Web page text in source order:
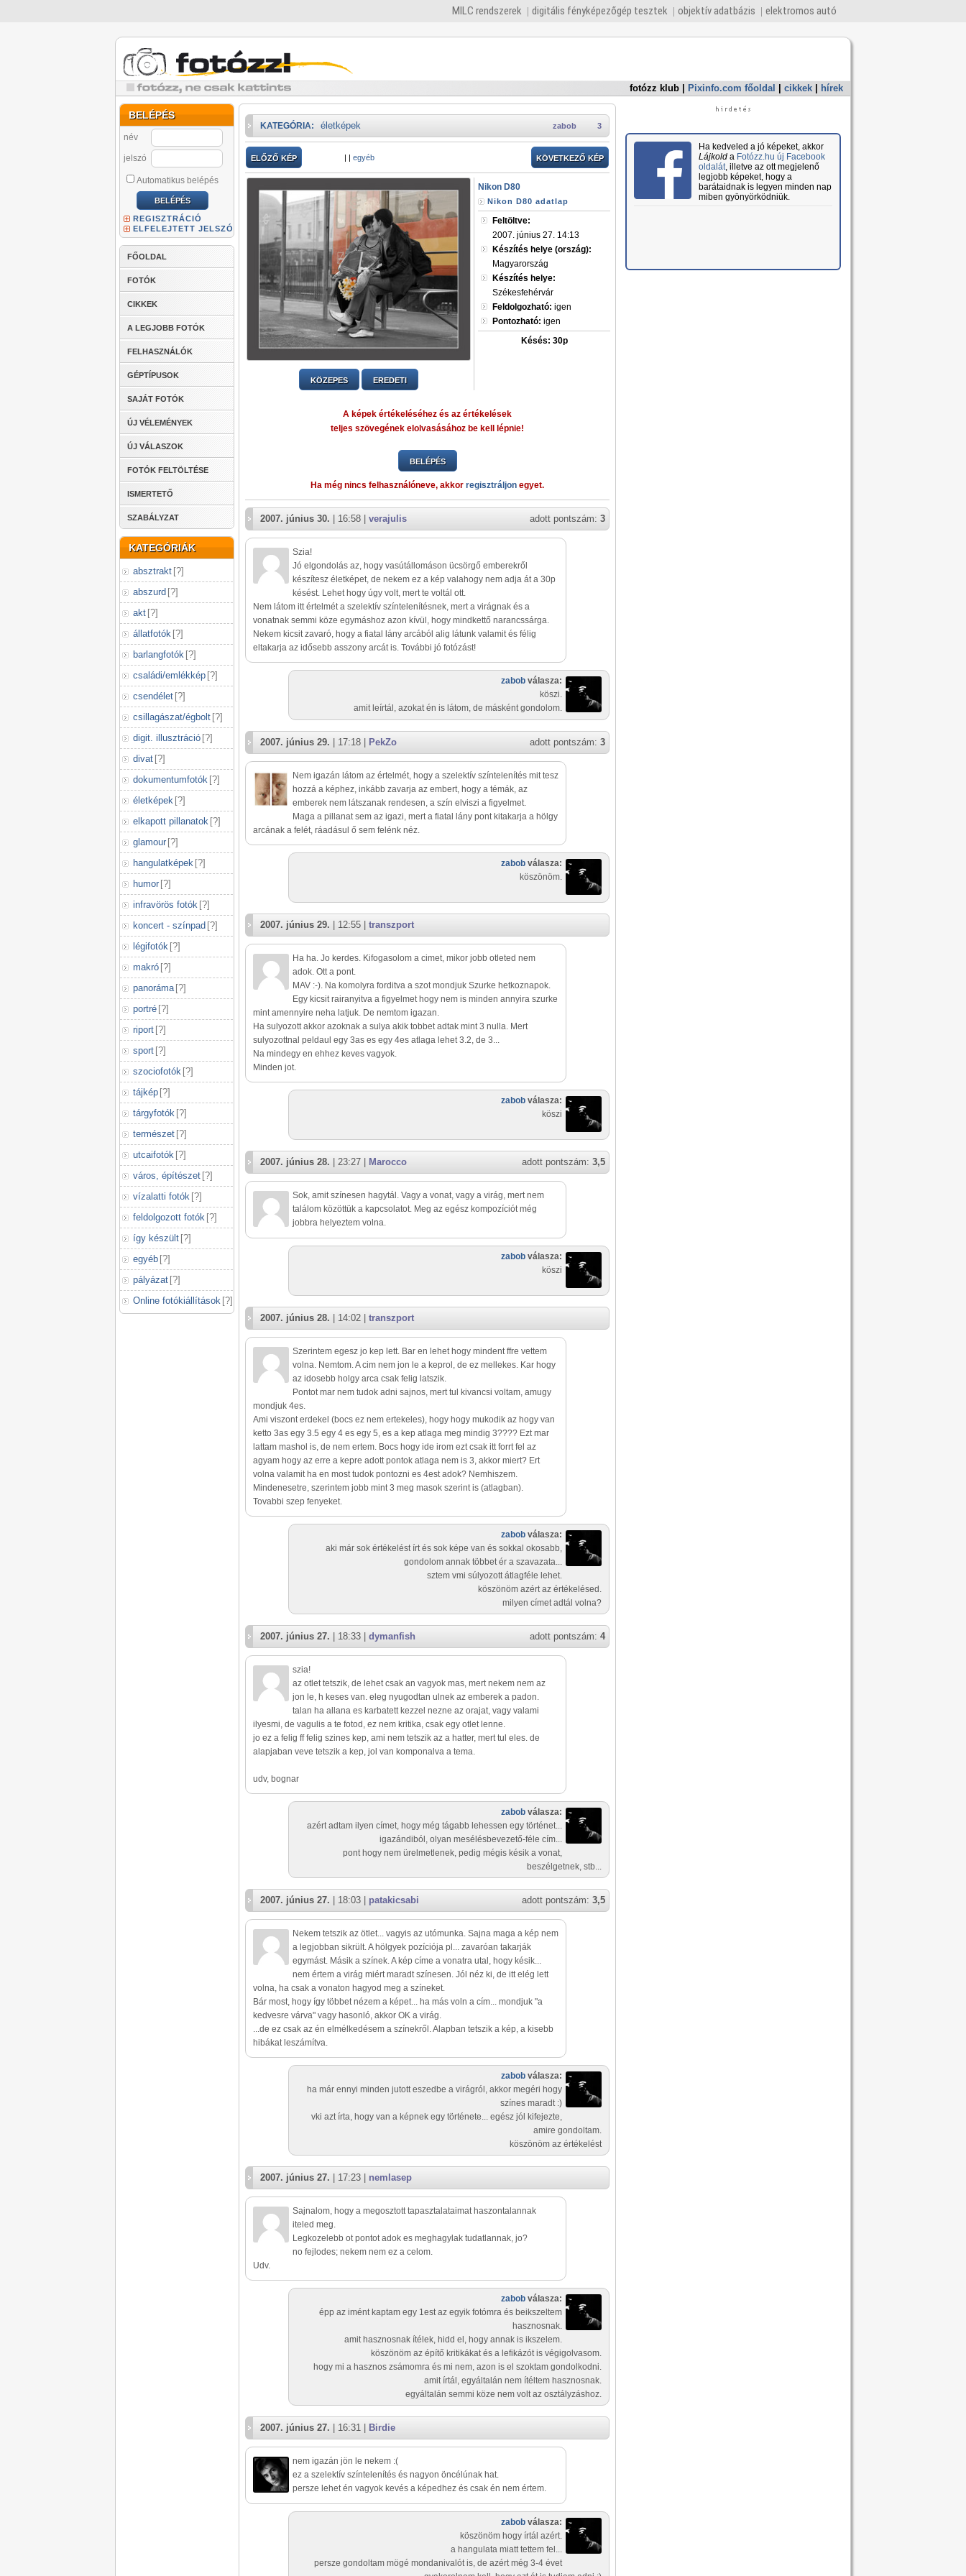
MILC rendszerek digitális fényképezőgép tesztek objektív adatbázis elektromos autó
fotózz klub Pixinfo.com főoldal cikkek hírek
BELÉPÉS
név
jelszó
Automatikus belépés
REGISZTRÁCIÓ
ELFELEJTETT JELSZÓ
FŐOLDAL
FOTÓK
CIKKEK
A LEGJOBB FOTÓK
FELHASZNÁLÓK
GÉPTÍPUSOK
SAJÁT FOTÓK
ÚJ VÉLEMÉNYEK
ÚJ VÁLASZOK
FOTÓK FELTÖLTÉSE
ISMERTETŐ
SZABÁLYZAT
KATEGÓRIÁK
absztrakt [?]
abszurd [?]
akt [?]
állatfotók [?]
barlangfotók [?]
családi/emlékkép [?]
csendélet [?]
csillagászat/égbolt [?]
digit. illusztráció [?]
divat [?]
dokumentumfotók [?]
életképek [?]
elkapott pillanatok [?]
glamour [?]
hangulatképek [?]
humor [?]
infravörös fotók [?]
koncert - színpad [?]
légifotók [?]
makró [?]
panoráma [?]
portré [?]
riport [?]
sport [?]
szociofotók [?]
tájkép [?]
tárgyfotók [?]
természet [?]
utcaifotók [?]
város, építészet [?]
vízalatti fotók [?]
feldolgozott fotók [?]
így készült [?]
egyéb [?]
pályázat [?]
Online fotókiállítások [?]
3
zabob
KATEGÓRIA: életképek
ELŐZŐ KÉP | | egyéb KÖVETKEZŐ KÉP
KÖZEPES EREDETI
Nikon D80
Nikon D80 adatlap
Feltöltve:
2007. június 27. 14:13
Készítés helye (ország):
Magyarország
Készítés helye:
Székesfehérvár
Feldolgozható: igen
Pontozható: igen
Késés: 30p
A képek értékeléséhez és az értékelések
teljes szövegének elolvasásához be kell lépnie!
BELÉPÉS
Ha még nincs felhasználóneve, akkor regisztráljon egyet.
adott pontszám: 3
2007. június 30. | 16:58 | verajulis
Szia!
Jó elgondolás az, hogy vasútállomáson ücsörgő emberekről
készítesz életképet, de nekem ez a kép valahogy nem adja át a 30p
késést. Lehet hogy úgy volt, mert te voltál ott.
Nem látom itt értelmét a szelektív színtelenítésnek, mert a virágnak és a
vonatnak semmi köze egymáshoz azon kívül, hogy mindkettő narancssárga.
Nekem kicsit zavaró, hogy a fiatal lány arcából alig látunk valamit és félig
eltakarja az idősebb asszony arcát is. További jó fotózást!
zabob válasza:
köszi.
amit leírtál, azokat én is látom, de másként gondolom.
adott pontszám: 3
2007. június 29. | 17:18 | PekZo
Nem igazán látom az értelmét, hogy a szelektív színtelenítés mit tesz
hozzá a képhez, inkább zavarja az embert, hogy a témák, az
emberek nem látszanak rendesen, a szín elviszi a figyelmet.
Maga a pillanat sem az igazi, mert a fiatal lány pont kitakarja a hölgy
arcának a felét, ráadásul ő sem felénk néz.
zabob válasza:
köszönöm.
2007. június 29. | 12:55 | transzport
Ha ha. Jo kerdes. Kifogasolom a cimet, mikor jobb otleted nem
adok. Ott a pont.
MAV :-). Na komolyra forditva a szot mondjuk Szurke hetkoznapok.
Egy kicsit rairanyitva a figyelmet hogy nem is minden annyira szurke
mint amennyire neha latjuk. De nemtom igazan.
Ha sulyozott akkor azoknak a sulya akik tobbet adtak mint 3 nulla. Mert
sulyozottnal peldaul egy 3as es egy 4es atlaga lehet 3.2, de 3...
Na mindegy en ehhez keves vagyok.
Minden jot.
zabob válasza:
köszi
adott pontszám: 3,5
2007. június 28. | 23:27 | Marocco
Sok, amit színesen hagytál. Vagy a vonat, vagy a virág, mert nem
találom közöttük a kapcsolatot. Meg az egész kompozíciót még
jobbra helyeztem volna.
zabob válasza:
köszi
2007. június 28. | 14:02 | transzport
Szerintem egesz jo kep lett. Bar en lehet hogy mindent ffre vettem
volna. Nemtom. A cim nem jon le a keprol, de ez mellekes. Kar hogy
az idosebb holgy arca csak felig latszik.
Pontot mar nem tudok adni sajnos, mert tul kivancsi voltam, amugy
mondjuk 4es.
Ami viszont erdekel (bocs ez nem ertekeles), hogy hogy mukodik az hogy van
ketto 3as egy 3.5 egy 4 es egy 5, es a kep atlaga meg mindig 3???? Ezt mar
lattam mashol is, de nem ertem. Bocs hogy ide irom ezt csak itt forrt fel az
agyam hogy az erre a kepre adott pontok atlaga nem is 3, akkor miert? Ert
volna valamit ha en most tudok pontozni es 4est adok? Nemhiszem.
Mindenesetre, szerintem jobb mint 3 meg masok szerint is (atlagban).
Tovabbi szep fenyeket.
zabob válasza:
aki már sok értékelést írt és sok képe van és sokkal okosabb,
gondolom annak többet ér a szavazata...
sztem vmi súlyozott átlagféle lehet.
köszönöm azért az értékelésed.
milyen címet adtál volna?
adott pontszám: 4
2007. június 27. | 18:33 | dymanfish
szia!
az otlet tetszik, de lehet csak an vagyok mas, mert nekem nem az
jon le, h keses van. eleg nyugodtan ulnek az emberek a padon.
talan ha allana es karbatett kezzel nezne az orajat, vagy valami
ilyesmi, de vagulis a te fotod, ez nem kritika, csak egy otlet lenne.
jo ez a felig ff felig szines kep, ami nem tetszik az a hatter, mert tul eles. de
alapjaban veve tetszik a kep, jol van komponalva a tema.
udv, bognar
zabob válasza:
azért adtam ilyen címet, hogy még tágabb lehessen egy történet...
igazándiból, olyan mesélésbevezető-féle cím...
pont hogy nem ürelmetlenek, pedig mégis késik a vonat,
beszélgetnek, stb...
adott pontszám: 3,5
2007. június 27. | 18:03 | patakicsabi
Nekem tetszik az ötlet... vagyis az utómunka. Sajna maga a kép nem
a legjobban sikrült. A hölgyek pozíciója pl... zavaróan takarják
egymást. Másik a színek. A kép címe a vonatra utal, hogy késik...
nem értem a virág miért maradt színesen. Jól néz ki, de itt elég lett
volna, ha csak a vonaton hagyod meg a színeket.
Bár most, hogy így többet nézem a képet... ha más voln a cím... mondjuk "a
kedvesre várva" vagy hasonló, akkor OK a virág.
...de ez csak az én elmélkedésem a színekről. Alapban tetszik a kép, a kisebb
hibákat leszámítva.
zabob válasza:
ha már ennyi minden jutott eszedbe a virágról, akkor megéri hogy
színes maradt :)
vki azt írta, hogy van a képnek egy története... egész jól kifejezte,
amire gondoltam.
köszönöm az értékelést
2007. június 27. | 17:23 | nemlasep
Sajnalom, hogy a megosztott tapasztalataimat haszontalannak
iteled meg.
Legkozelebb ot pontot adok es meghagylak tudatlannak, jo?
no fejlodes; nekem nem ez a celom.
Udv.
zabob válasza:
épp az imént kaptam egy 1est az egyik fotómra és beikszeltem
hasznosnak.
amit hasznosnak ítélek, hidd el, hogy annak is ikszelem.
köszönöm az építő kritikákat és a lefikázót is végigolvasom.
hogy mi a hasznos zsámomra és mi nem, azon is el szoktam gondolkodni.
amit írtál, egyáltalán nem ítéltem hasznosnak.
egyáltalán semmi köze nem volt az osztályzáshoz.
2007. június 27. | 16:31 | Birdie
nem igazán jön le nekem :(
ez a szelektív színtelenítés és nagyon öncélúnak hat.
persze lehet én vagyok kevés a képedhez és csak én nem értem.
zabob válasza:
köszönöm hogy írtál azért.
a hangulata miatt tettem fel...
persze gondoltam mögé mondanivalót is, de azért még 3-4 évet
Ha kedveled a jó képeket, akkor
Lájkolda Fotózz.hu új Facebook
oldalát, illetve az ott megjelenő
legjobb képeket, hogy a
barátaidnak is legyen minden nap
miben gyönyörködniük.